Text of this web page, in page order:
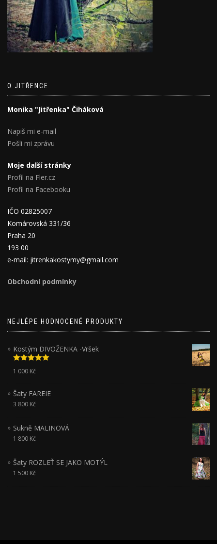
O JITŘENCE
Monika "Jitřenka" Čiháková
Napiš mi e-mail
Pošli mi zprávu
Moje další stránky
Profil na Fler.cz
Profil na Facebooku
IČO 02825007
Komárovská 331/36
Praha 20
193 00
e-mail: jitrenkakostymy@gmail.com
Obchodní podmínky
NEJLÉPE HODNOCENÉ PRODUKTY
Kostým DIVOŽENKA -Vršek
Hodnocení
5.00z 5
1 000 Kč
Šaty FAREIE
3 800 Kč
Sukně MALINOVÁ
1 800 Kč
Šaty ROZLEŤ SE JAKO MOTÝL
1 500 Kč